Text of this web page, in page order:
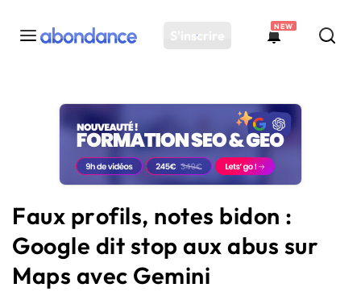
S'inscrire
NEW
Toutes les actus
Actus SEO
Plateforme
Solutions
Ressources
Audit SEO
Faux profils, notes bidon :
Google dit stop aux abus sur
Maps avec Gemini